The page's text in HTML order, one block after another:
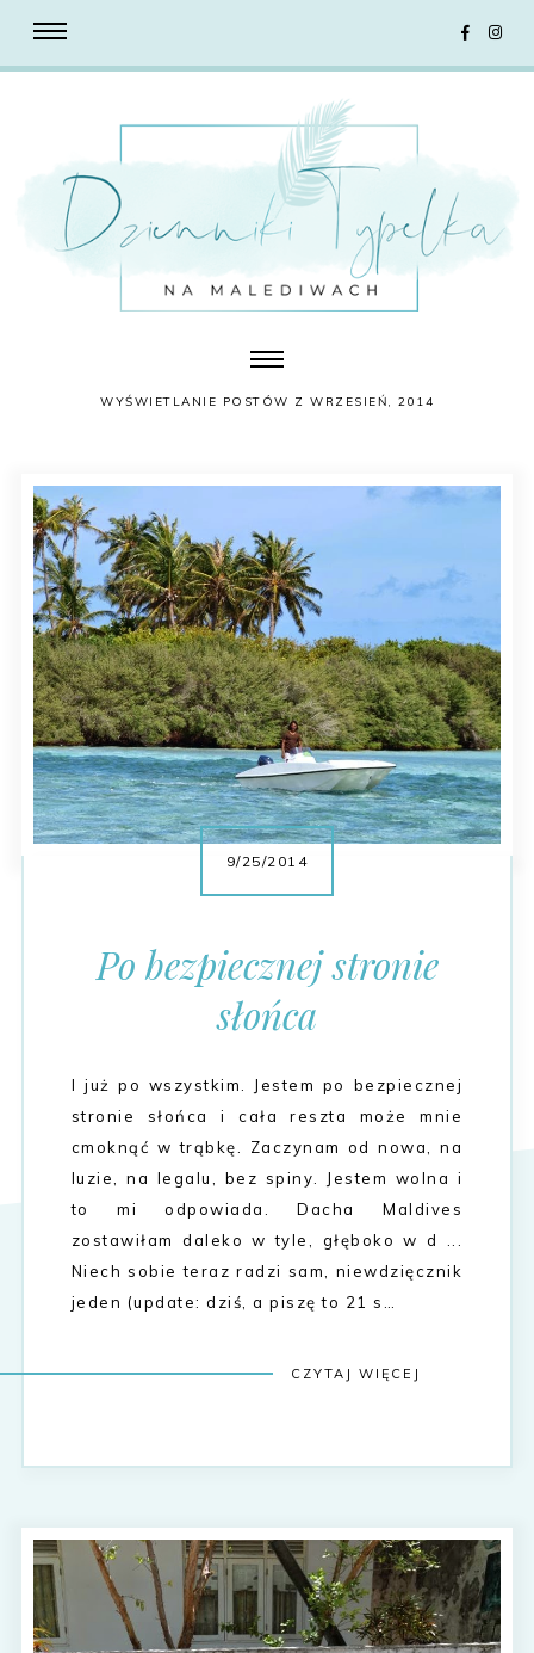
WYŚWIETLANIE POSTÓW Z WRZESIEŃ, 2014
9/25/2014
Po bezpiecznej stronie
słońca
I już po wszystkim. Jestem po bezpiecznej
stronie słońca i cała reszta może mnie
cmoknąć w trąbkę. Zaczynam od nowa, na
luzie, na legalu, bez spiny. Jestem wolna i
to mi odpowiada. Dacha Maldives
zostawiłam daleko w tyle, głęboko w d ...
Niech sobie teraz radzi sam, niewdzięcznik
jeden (update: dziś, a piszę to 21 s…
CZYTAJ WIĘCEJ